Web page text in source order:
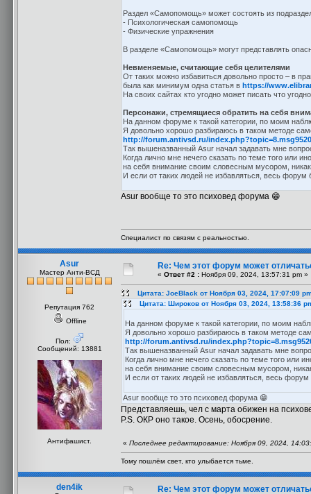
Раздел «Самопомощь» может состоять из
- Психологическая самопомощь
- Физические упражнения
В разделе «Самопомощь» могут представлять
Невменяемые, считающие себя целителями
От таких можно избавиться довольно просто – в
была как минимум одна статья в https://
На своих сайтах кто угодно может писать что
Персонажи, стремящиеся обратить на себя
На данном форуме к такой категории, по моим
Я довольно хорошо разбираюсь в таком методе
http://forum.antivsd.ru/
Так вышеназванный Asur начал задавать мне
Когда лично мне нечего сказать по теме того или
на себя внимание своим словесным мусором,
И если от таких людей не избавляться, весь форум
Asur вообще то это психовед форума 😁
Специалист по связям с реальностью.
Asur
Мастер Анти-ВСД
Репутация 762
Offline
Пол:
Сообщений: 13881
Антифашист.
Re: Чем этот форум может
« Ответ #2 : Ноября 09, 2024, 13:57:31 pm »
Цитата: JoeBlack от Ноября 03, 2024, 17:07:09
Цитата: Широков от Ноября 03, 2024, 13:58:36
На данном форуме к такой категории, по моим
Я довольно хорошо разбираюсь в таком методе
http://forum.antivsd.ru/
Так вышеназванный Asur начал задавать мне
Когда лично мне нечего сказать по теме того или
на себя внимание своим словесным мусором,
И если от таких людей не избавляться, весь форум
Asur вообще то это психовед форума 😁
Представляешь, чел с марта обижен на
P.S. ОКР оно такое. Осень, обосрение.
« Последнее редактирование: Ноября 09, 2024,
Тому пошлём свет, кто улыбается тьме.
den4ik Re: Чем этот форум может